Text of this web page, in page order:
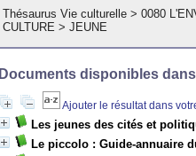
Thésaurus Vie culturelle >0080
CULTURE >JEUNE
Documents disponibles
Ajouter le résultat dans
Les jeunes des cités et
Le piccolo : Guide-annuaire